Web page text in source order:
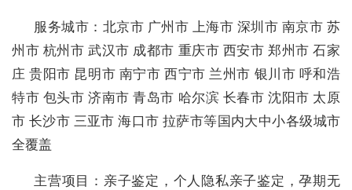
服务城市：北京市 广州市 上海市 深圳市 南京市 苏
州市 杭州市 武汉市 成都市 重庆市 西安市 郑州市 石家
庄 贵阳市 昆明市 南宁市 西宁市 兰州市 银川市 呼和浩
特市 包头市 济南市 青岛市 哈尔滨 长春市 沈阳市 太原
市 长沙市 三亚市 海口市 拉萨市等国内大中小各级城市
全覆盖
主营项目：亲子鉴定，个人隐私亲子鉴定，孕期无